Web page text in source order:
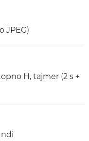
JPEG)
H, tajmer (2 s +